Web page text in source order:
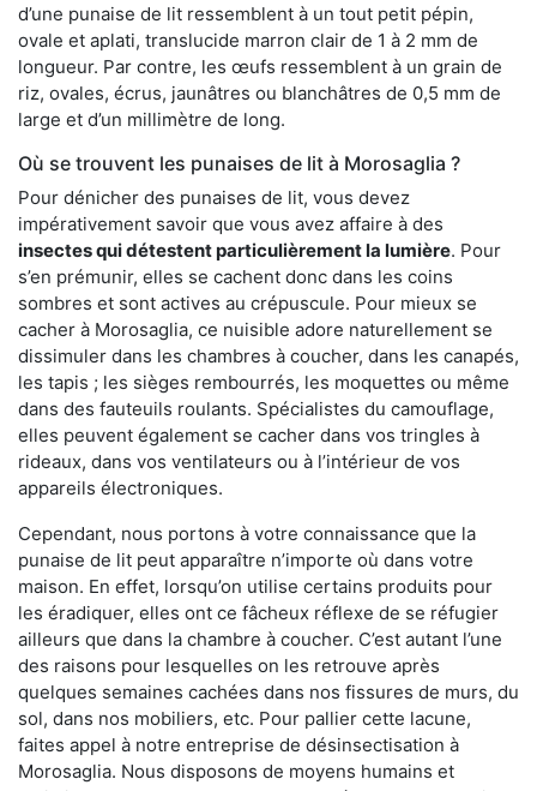
d’une punaise de lit ressemblent à un tout petit pépin,
ovale et aplati, translucide marron clair de 1 à 2 mm de
longueur. Par contre, les œufs ressemblent à un grain de
riz, ovales, écrus, jaunâtres ou blanchâtres de 0,5 mm de
large et d’un millimètre de long.
Où se trouvent les punaises de lit à Morosaglia ?
Pour dénicher des punaises de lit, vous devez
impérativement savoir que vous avez affaire à des
insectes qui détestent particulièrement la lumière. Pour
s’en prémunir, elles se cachent donc dans les coins
sombres et sont actives au crépuscule. Pour mieux se
cacher à Morosaglia, ce nuisible adore naturellement se
dissimuler dans les chambres à coucher, dans les canapés,
les tapis ; les sièges rembourrés, les moquettes ou même
dans des fauteuils roulants. Spécialistes du camouflage,
elles peuvent également se cacher dans vos tringles à
rideaux, dans vos ventilateurs ou à l’intérieur de vos
appareils électroniques.
Cependant, nous portons à votre connaissance que la
punaise de lit peut apparaître n’importe où dans votre
maison. En effet, lorsqu’on utilise certains produits pour
les éradiquer, elles ont ce fâcheux réflexe de se réfugier
ailleurs que dans la chambre à coucher. C’est autant l’une
des raisons pour lesquelles on les retrouve après
quelques semaines cachées dans nos fissures de murs, du
sol, dans nos mobiliers, etc. Pour pallier cette lacune,
faites appel à notre entreprise de désinsectisation à
Morosaglia. Nous disposons de moyens humains et